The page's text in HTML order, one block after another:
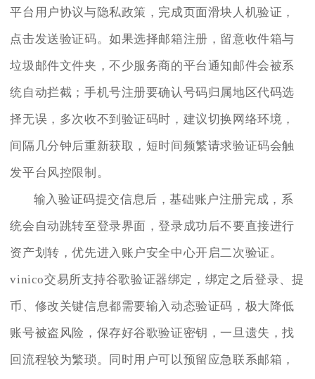
平台用户协议与隐私政策，完成页面滑块人机验证，
点击发送验证码。如果选择邮箱注册，留意收件箱与
垃圾邮件文件夹，不少服务商的平台通知邮件会被系
统自动拦截；手机号注册要确认号码归属地区代码选
择无误，多次收不到验证码时，建议切换网络环境，
间隔几分钟后重新获取，短时间频繁请求验证码会触
发平台风控限制。
输入验证码提交信息后，基础账户注册完成，系
统会自动跳转至登录界面，登录成功后不要直接进行
资产划转，优先进入账户安全中心开启二次验证。
vinico交易所支持谷歌验证器绑定，绑定之后登录、提
币、修改关键信息都需要输入动态验证码，极大降低
账号被盗风险，保存好谷歌验证密钥，一旦遗失，找
回流程较为繁琐。同时用户可以预留应急联系邮箱，